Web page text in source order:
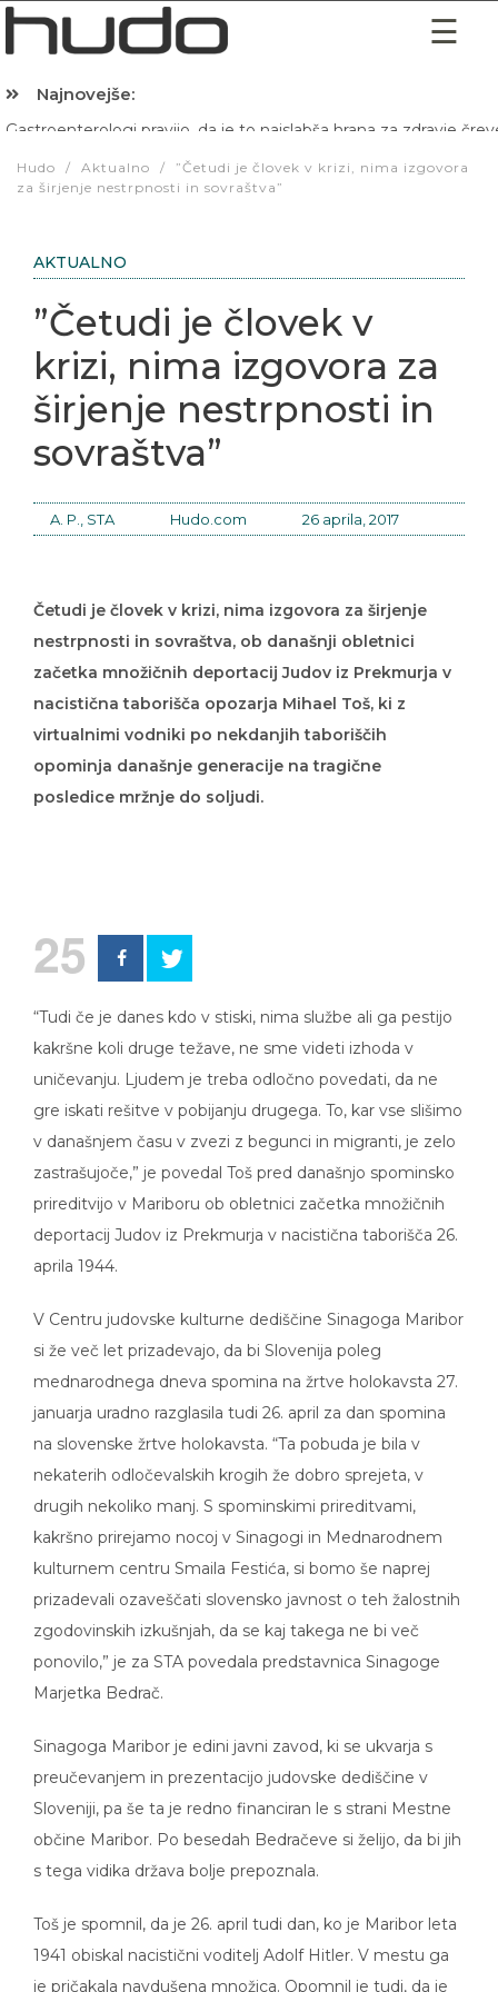
Najnovejše:
za širjenje nestrpnosti in sovraštva”
”Četudi je človek v
krizi, nima izgovora za
širjenje nestrpnosti in
sovraštva”
A. P., STA Hudo.com 26 aprila, 2017
nestrpnosti in sovraštva, ob današnji obletnici
začetka množičnih deportacij Judov iz Prekmurja v
nacistična taborišča opozarja Mihael Toš, ki z
virtualnimi vodniki po nekdanjih taboriščih
opominja današnje generacije na tragične
posledice mržnje do soljudi.
25
kakršne koli druge težave, ne sme videti izhoda v
uničevanju. Ljudem je treba odločno povedati, da ne
gre iskati rešitve v pobijanju drugega. To, kar vse slišimo
v današnjem času v zvezi z begunci in migranti, je zelo
zastrašujoče,” je povedal Toš pred današnjo spominsko
prireditvijo v Mariboru ob obletnici začetka množičnih
deportacij Judov iz Prekmurja v nacistična taborišča 26.
aprila 1944.
si že več let prizadevajo, da bi Slovenija poleg
mednarodnega dneva spomina na žrtve holokavsta 27.
januarja uradno razglasila tudi 26. april za dan spomina
na slovenske žrtve holokavsta. “Ta pobuda je bila v
nekaterih odločevalskih krogih že dobro sprejeta, v
drugih nekoliko manj. S spominskimi prireditvami,
kakršno prirejamo nocoj v Sinagogi in Mednarodnem
kulturnem centru Smaila Festića, si bomo še naprej
prizadevali ozaveščati slovensko javnost o teh žalostnih
zgodovinskih izkušnjah, da se kaj takega ne bi več
ponovilo,” je za STA povedala predstavnica Sinagoge
Marjetka Bedrač.
preučevanjem in prezentacijo judovske dediščine v
Sloveniji, pa še ta je redno financiran le s strani Mestne
občine Maribor. Po besedah Bedračeve si želijo, da bi jih
1941 obiskal nacistični voditelj Adolf Hitler. V mestu ga
je pričakala navdušena množica. Opomnil je tudi, da je